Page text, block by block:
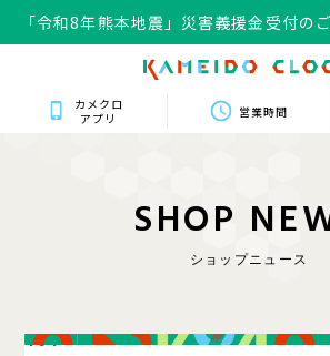
「令和8年熊本地震」災害義援金受付の
カメクロ
アプリ
営業時間
SHOP NE
ショップニュース
404